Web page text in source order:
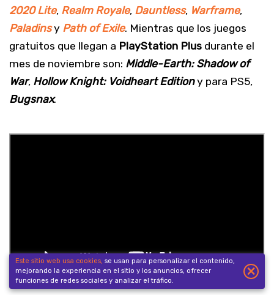
2020 Lite, Realm Royale, Dauntless, Warframe,
Paladinsy Path of Exile. Mientras que los juegos
gratuitos que llegan a PlayStation Plus durante el
mes de noviembre son: Middle-Earth: Shadow of
War, Hollow Knight: Voidheart Editiony para PS5,
Bugsnax.
Este sitio web usa cookies, se usan para personalizar el contenido,
mejorando la experiencia en el sitio y los anuncios, ofrecer
funciones de redes sociales y analizar el tráfico.
×